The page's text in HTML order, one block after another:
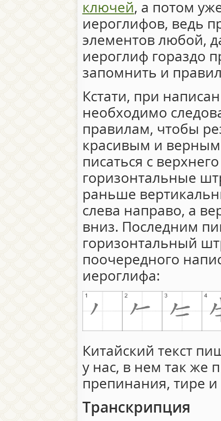
ключей, а потом
иероглифов, ведь
элементов любой,
иероглиф гораздо
запомнить и
Кстати, при
необходимо
правилам, чтобы
красивым и
писаться с
горизонтальные
раньше
слева направо, а
вниз. Последним
горизонтальный
поочередного
иероглифа:
Китайский текст
у нас, в нем так же
препинания, тире
Транскрипция